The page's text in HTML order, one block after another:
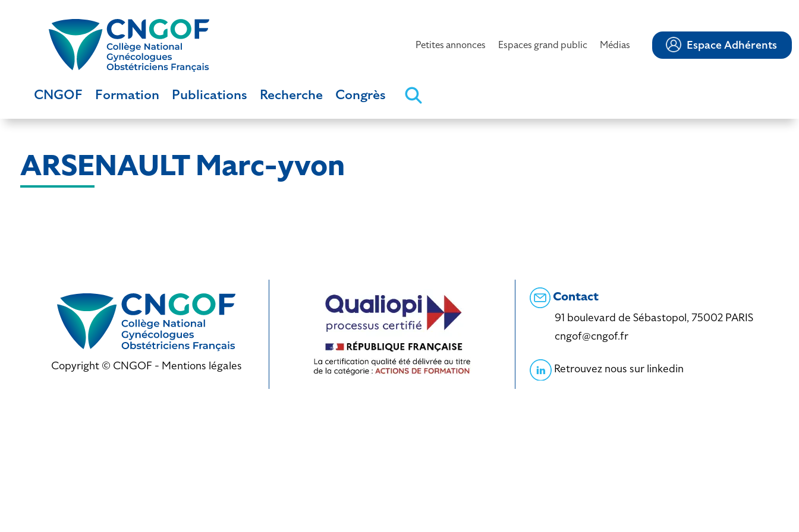
Petites annonces Espaces grand public Médias Espace Adhérents
CNGOF Formation Publications Recherche Congrès
ARSENAULT Marc-yvon
Copyright © CNGOF - Mentions légales
Contact
91 boulevard de Sébastopol, 75002 PARIS
cngof@cngof.fr
Retrouvez nous sur linkedin